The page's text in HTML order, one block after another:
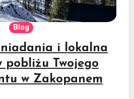
Blog
i lokalna
pobliżu Twojego
w Zakopanem